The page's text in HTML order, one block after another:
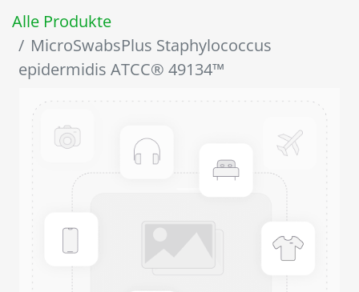
Alle Produkte
MicroSwabsPlus Staphylococcus
epidermidis ATCC® 49134™